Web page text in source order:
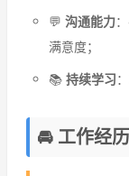
💬 沟通能力
满意度；
📚 持续学习
🚘 工作经历